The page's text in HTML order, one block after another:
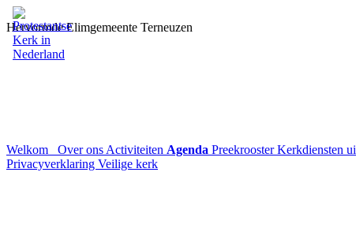
Hervormde Elimgemeente Terneuzen
Welkom Over ons Activiteiten Agenda PreekroosterKerkdiensten
Privacyverklaring Veilige kerk